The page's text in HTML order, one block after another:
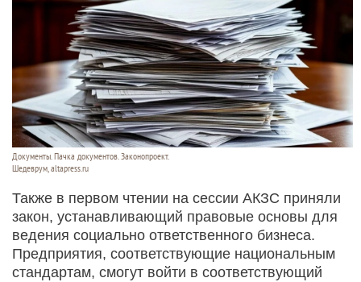
Документы. Пачка документов. Законопроект.
Шедеврум, altapress.ru
Также в первом чтении на сессии АКЗС приняли
закон, устанавливающий правовые основы для
ведения социально ответственного бизнеса.
Предприятия, соответствующие национальным
стандартам, смогут войти в соответствующий